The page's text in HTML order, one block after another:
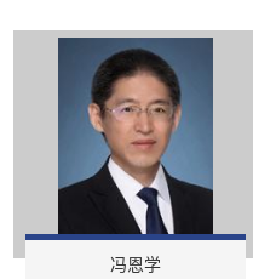
冯恩学